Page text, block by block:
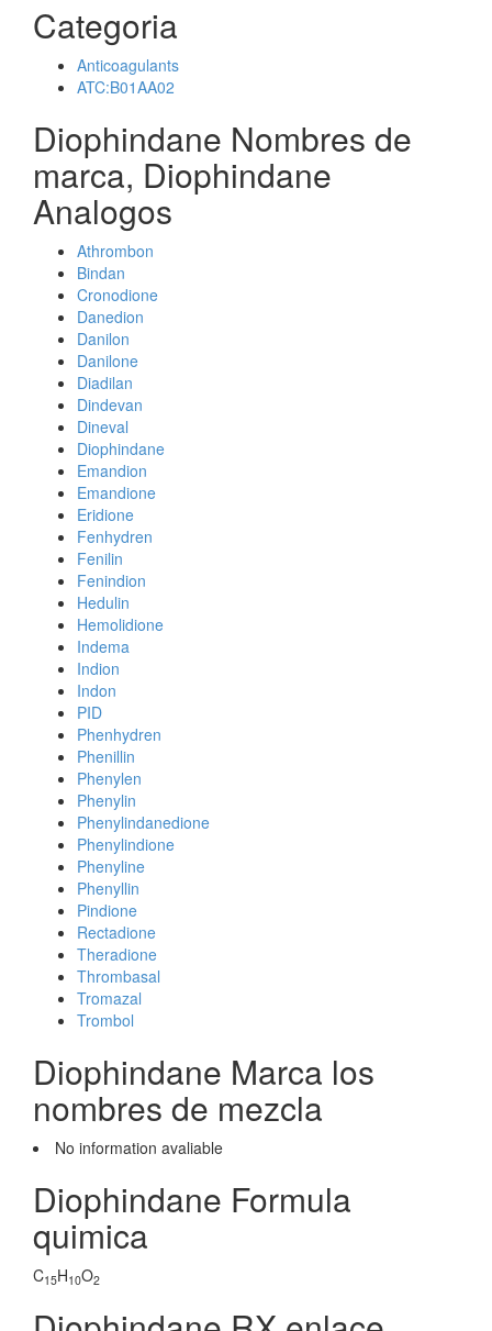
Categoria
Anticoagulants
ATC:B01AA02
Diophindane Nombres de
marca, Diophindane
Analogos
Athrombon
Bindan
Cronodione
Danedion
Danilon
Danilone
Diadilan
Dindevan
Dineval
Diophindane
Emandion
Emandione
Eridione
Fenhydren
Fenilin
Fenindion
Hedulin
Hemolidione
Indema
Indion
Indon
PID
Phenhydren
Phenillin
Phenylen
Phenylin
Phenylindanedione
Phenylindione
Phenyline
Phenyllin
Pindione
Rectadione
Theradione
Thrombasal
Tromazal
Trombol
Diophindane Marca los
nombres de mezcla
No information avaliable
Diophindane Formula
quimica
C15H10O2